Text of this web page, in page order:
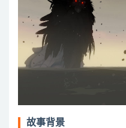
故事背景